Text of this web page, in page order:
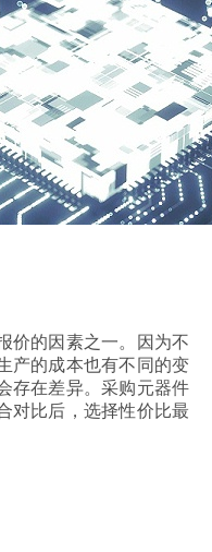
的因素之一。因为不
产的成本也有不同的变
存在差异。采购元器件
对比后，选择性价比最